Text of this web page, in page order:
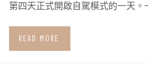
第四天正式開啟自駕模式的一天。
READ MORE